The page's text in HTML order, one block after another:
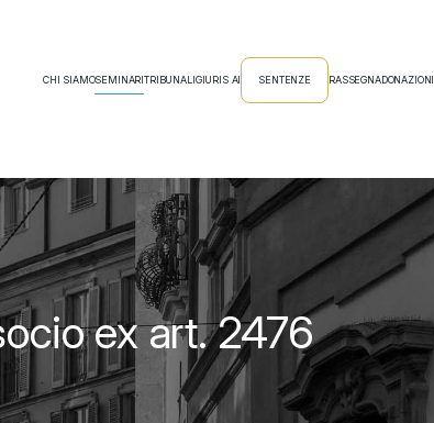
CHI SIAMOSEMINARITRIBUNALIGIURIS AI SENTENZE RASSEGNADONAZIONI
ex art. 2476